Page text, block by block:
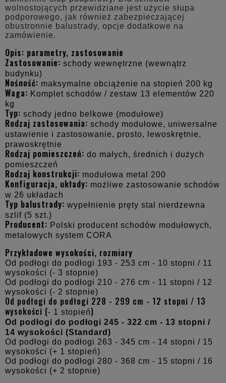
wolnostojących przewidziane jest użycie słupa
podporowego, jak również zabezpieczającej
obustronnie balustrady, opcje dodatkowe na
zamówienie.
Opis: parametry, zastosowanie
Zastosowanie: schody wewnętrzne (wewnątrz
budynku)
Nośność: maksymalne obciążenie na stopień 200 kg
Waga: Komplet schodów / zestaw 13 elementów 220
kg
Typ: schody jedno belkowe (modułowe)
Rodzaj zastosowania: schody modułowe, uniwersalne
ustawienie i zastosowanie, prosto, lewoskrętnie,
prawoskrętnie
Rodzaj pomieszczeń: do małych, średnich i dużych
pomieszczeń
Rodzaj konstrukcji: modułowa metal 200
Konfiguracja, układy: możliwe zastosowanie schodów
w 26 układach
Typ balustrady: wypełnienie pręty stal nierdzewna
szlif (5 szt.)
Producent: Polski producent schodów modułowych,
metalowych system CORA
Przykładowe wysokości, rozmiary
Od podłogi do podłogi 193 - 253 cm - 10 stopni / 11
wysokości (- 3 stopnie)
Od podłogi do podłogi 210 - 276 cm - 11 stopni / 12
wysokości (- 2 stopnie)
Od podłogi do podłogi 228 - 299 cm - 12 stopni / 13
wysokości (- 1 stopień)
Od podłogi do podłogi 245 - 322 cm - 13 stopni /
14 wysokości (Standard)
Od podłogi do podłogi 263 - 345 cm - 14 stopni / 15
wysokości (+ 1 stopień)
Od podłogi do podłogi 280 - 368 cm - 15 stopni / 16
wysokości (+ 2 stopnie)